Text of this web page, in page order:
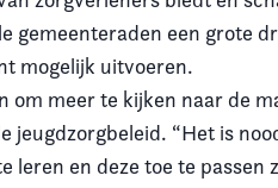
gemeenteraden een grote
mogelijk uitvoeren.
om meer te kijken naar de
jeugdzorgbeleid. “Het is
leren en deze toe te passen